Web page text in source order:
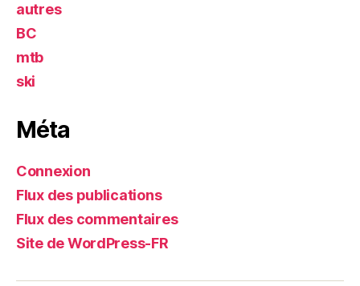
autres
BC
mtb
ski
Méta
Connexion
Flux des publications
Flux des commentaires
Site de WordPress-FR